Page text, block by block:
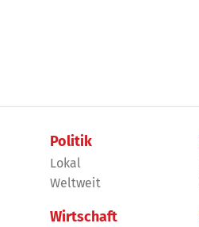
Politik
Lokal
Weltweit
Wirtschaft